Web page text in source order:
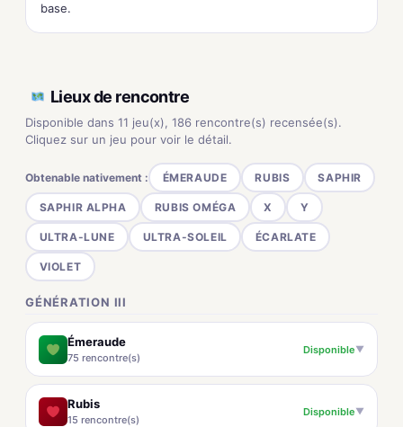
base.
Lieux de rencontre
Disponible dans 11 jeu(x), 186 rencontre(s) recensée(s).
Cliquez sur un jeu pour voir le détail.
Obtenable nativement : ÉMERAUDE RUBIS SAPHIR
SAPHIR ALPHA RUBIS OMÉGA X Y
ULTRA-LUNE ULTRA-SOLEIL ÉCARLATE
VIOLET
GÉNÉRATION III
Émeraude
75 rencontre(s)
Disponible▼
Rubis
15 rencontre(s)
Disponible▼